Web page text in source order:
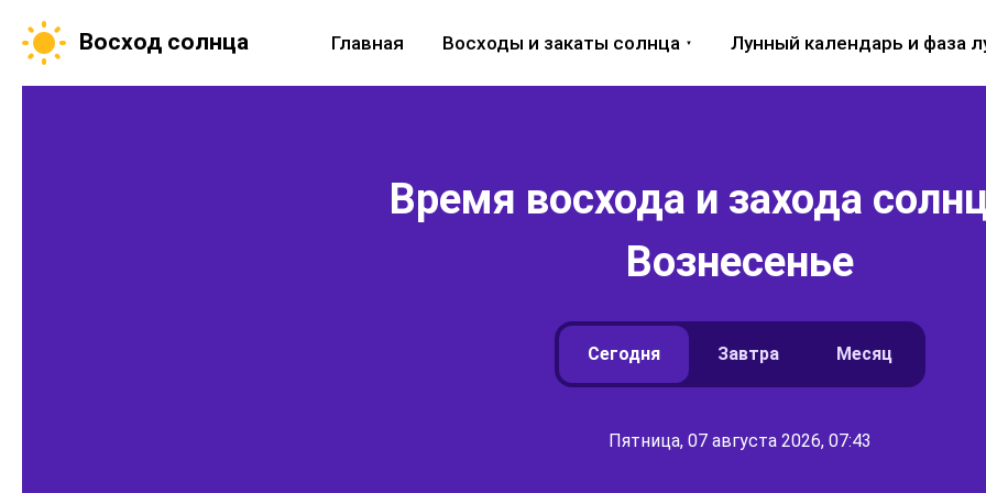
Восход солнца Главная Восходы и закаты солнца Лунный календарь и фаза
Время восхода и захода
Вознесенье
Сегодня Завтра Месяц
Пятница, 07 августа 2026, 07:43